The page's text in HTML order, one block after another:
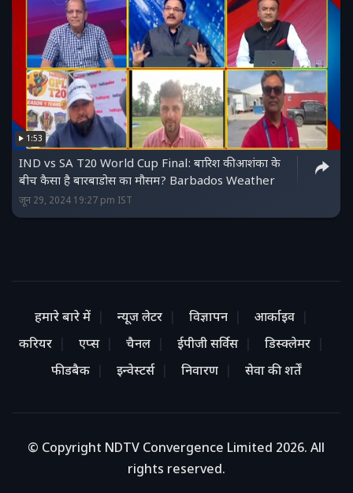
1:53
IND vs SA T20 World Cup Final: बारिश की आशंका के
बीच कैसा है बारबाडोस का मौसम? Barbados Weather
जून 29, 2024 19:27 pm IST
हमारे बारे में न्यूज लेटर विज्ञापन
आर्काइव
करियर
एप्स चैनल ईपीजी सर्विस
डिस्क्लेमर
फीडबैक
इन्वेस्टर्स निवारण सेवा की शर्तें
© Copyright NDTV Convergence Limited 2026. All
rights reserved.